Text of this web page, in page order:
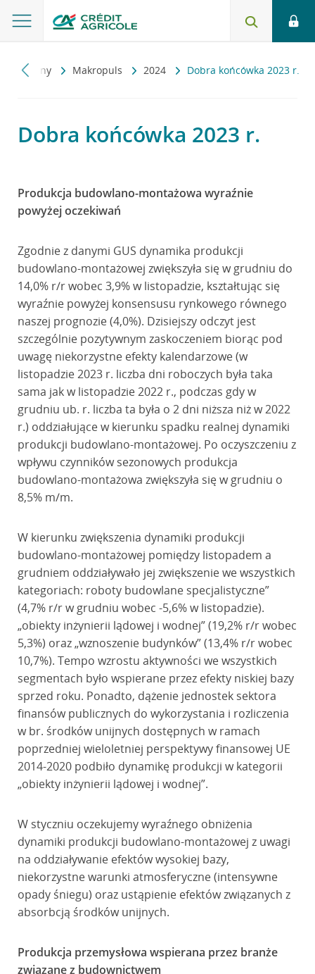
Makropuls 2024 Dobra końcówka 2023 r.
Dobra końcówka 2023 r.
Produkcja budowlano-montażowa wyraźnie
powyżej oczekiwań
Zgodnie z danymi GUS dynamika produkcji
budowlano-montażowej zwiększyła się w grudniu do
14,0% r/r wobec 3,9% w listopadzie, kształtując się
wyraźnie powyżej konsensusu rynkowego równego
naszej prognozie (4,0%). Dzisiejszy odczyt jest
szczególnie pozytywnym zaskoczeniem biorąc pod
uwagę niekorzystne efekty kalendarzowe (w
listopadzie 2023 r. liczba dni roboczych była taka
sama jak w listopadzie 2022 r., podczas gdy w
grudniu ub. r. liczba ta była o 2 dni niższa niż w 2022
r.) oddziałujące w kierunku spadku realnej dynamiki
produkcji budowlano-montażowej. Po oczyszczeniu z
wpływu czynników sezonowych produkcja
budowlano-montażowa zwiększyła się w grudniu o
8,5% m/m.
W kierunku zwiększenia dynamiki produkcji
budowlano-montażowej pomiędzy listopadem a
grudniem oddziaływało jej zwiększenie we wszystkich
kategoriach: roboty budowlane specjalistyczne”
(4,7% r/r w grudniu wobec -5,6% w listopadzie).
„obiekty inżynierii lądowej i wodnej” (19,2% r/r wobec
5,3%) oraz „wznoszenie budynków” (13,4% r/r wobec
10,7%). Tempo wzrostu aktywności we wszystkich
segmentach było wspierane przez efekty niskiej bazy
sprzed roku. Ponadto, dążenie jednostek sektora
finansów publicznych do wykorzystania i rozliczenia
w br. środków unijnych dostępnych w ramach
poprzedniej wieloletniej perspektywy finansowej UE
2014-2020 podbiło dynamikę produkcji w kategorii
„obiekty inżynierii lądowej i wodnej”.
W styczniu oczekujemy wyraźnego obniżenia
dynamiki produkcji budowlano-montażowej z uwagi
na oddziaływanie efektów wysokiej bazy,
niekorzystne warunki atmosferyczne (intensywne
opady śniegu) oraz ustąpienie efektów związanych z
absorbcją środków unijnych.
Produkcja przemysłowa wspierana przez branże
związane z budownictwem